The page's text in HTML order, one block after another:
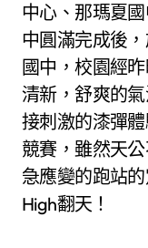
中心、那瑪夏
中圓滿完成後
國中，校園經
清新，舒爽的
接刺激的漆彈
競賽，雖然天
急應變的跑站
High翻天！